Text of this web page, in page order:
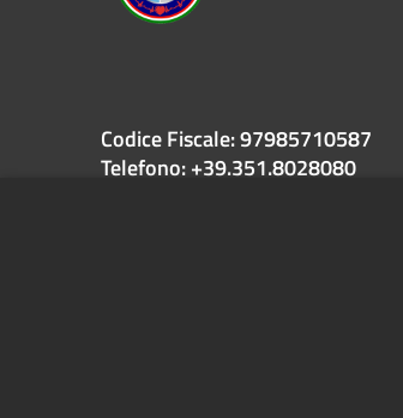
Codice Fiscale: 97985710587
Telefono: +39.351.8028080